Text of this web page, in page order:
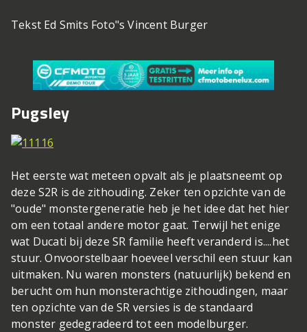
Tekst Ed Smits Foto"s Vincent Burger
Pugsley
Het eerste wat meteen opvalt als je plaatsneemt op
deze S2R is de zithouding. Zeker ten opzichte van de
"oude" monstergeneratie heb je het idee dat het hier
om een totaal andere motor gaat. Terwijl het enige
wat Ducati bij deze SR familie heeft veranderd is....het
stuur. Onvoorstelbaar hoeveel verschil een stuur kan
uitmaken. Nu waren monsters (natuurlijk) bekend en
berucht om hun monsterachtige zithoudingen, maar
ten opzichte van de SR versies is de standaard
monster gedegradeerd tot een modelburger.